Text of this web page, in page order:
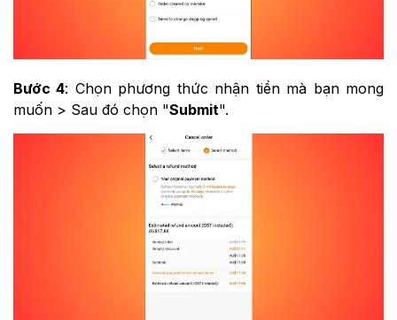
Bước 4: Chọn phương thức nhận tiền mà bạn mong
muốn > Sau đó chọn "Submit".